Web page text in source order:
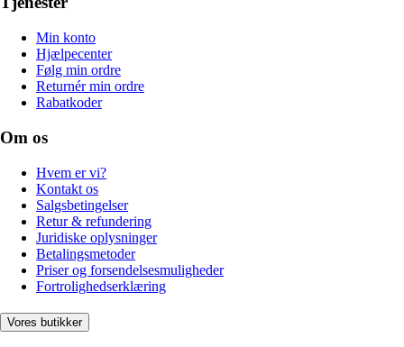
Min konto
Hjælpecenter
Følg min ordre
Returnér min ordre
Rabatkoder
Om os
Hvem er vi?
Kontakt os
Salgsbetingelser
Retur & refundering
Juridiske oplysninger
Betalingsmetoder
Priser og forsendelsesmuligheder
Fortrolighedserklæring
Vores butikker